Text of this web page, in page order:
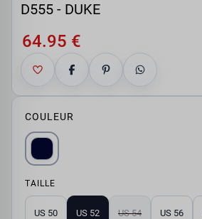
D555 - DUKE
64.95 €
COULEUR
TAILLE
US 50 US 52 US 54 US 56